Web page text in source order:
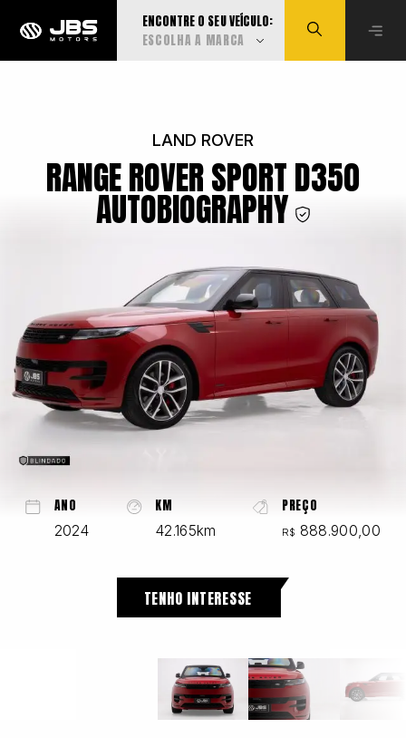
ENCONTRE O SEU VEÍCULO:
ESCOLHA A MARCA
Audi
Can-Am
Caoa Changan
Caoa Chery
Ford
LAND ROVER
RANGE ROVER SPORT D350
AUTOBIOGRAPHY
ANO
2024
KM
42.165km
PREÇO
R$ 888.900,00
TENHO INTERESSE